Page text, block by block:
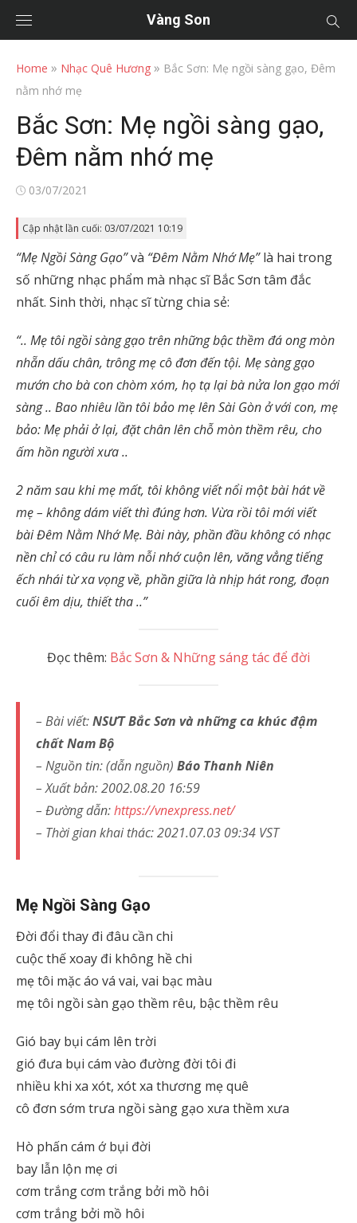
Vàng Son
Home » Nhạc Quê Hương » Bắc Sơn: Mẹ ngồi sàng gạo, Đêm
nằm nhớ mẹ
Bắc Sơn: Mẹ ngồi sàng gạo,
Đêm nằm nhớ mẹ
Posted
03/07/2021
Cập nhật lần cuối: 03/07/2021 10:19
“Mẹ Ngồi Sàng Gạo”và “Đêm Nằm Nhớ Mẹ”là hai trong
số những nhạc phẩm mà nhạc sĩ Bắc Sơn tâm đắc
nhất. Sinh thời, nhạc sĩ từng chia sẻ:
“.. Mẹ tôi ngồi sàng gạo trên những bậc thềm đá ong mòn
nhẵn dấu chân, trông mẹ cô đơn đến tội. Mẹ sàng gạo
mướn cho bà con chòm xóm, họ tạ lại bà nửa lon gạo mới
sàng .. Bao nhiêu lần tôi bảo mẹ lên Sài Gòn ở với con, mẹ
bảo: Mẹ phải ở lại, đặt chân lên chỗ mòn thềm rêu, cho
ấm hồn người xưa ..
2 năm sau khi mẹ mất, tôi không viết nổi một bài hát về
mẹ – không dám viết thì đúng hơn. Vừa rồi tôi mới viết
bài Đêm Nằm Nhớ Mẹ. Bài này, phần đầu không có nhạc
nền chỉ có câu ru làm nỗi nhớ cuộn lên, văng vẳng tiếng
ếch nhái từ xa vọng về, phần giữa là nhịp hát rong, đoạn
cuối êm dịu, thiết tha ..”
Đọc thêm: Bắc Sơn & Những sáng tác để đời
– Bài viết:NSƯT Bắc Sơn và những ca khúc đậm
chất Nam Bộ
– Nguồn tin: (dẫn nguồn) Báo Thanh Niên
– Xuất bản: 2002.08.20 16:59
– Đường dẫn:https://vnexpress.net/
– Thời gian khai thác: 2021.07.03 09:34 VST
Mẹ Ngồi Sàng Gạo
Đời đổi thay đi đâu cần chi
cuộc thế xoay đi không hề chi
mẹ tôi mặc áo vá vai, vai bạc màu
mẹ tôi ngồi sàn gạo thềm rêu, bậc thềm rêu
Gió bay bụi cám lên trời
gió đưa bụi cám vào đường đời tôi đi
nhiều khi xa xót, xót xa thương mẹ quê
cô đơn sớm trưa ngồi sàng gạo xưa thềm xưa
Hò phấn cám ớ bụi đời
bay lẫn lộn mẹ ơi
cơm trắng cơm trắng bởi mồ hôi
cơm trắng bởi mồ hôi